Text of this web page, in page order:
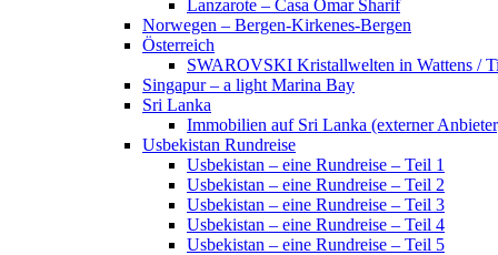
Lanzarote – Casa Omar Sharif
Norwegen – Bergen-Kirkenes-Bergen
Österreich
SWAROVSKI Kristallwelten in Wattens /
Singapur – a light Marina Bay
Sri Lanka
Immobilien auf Sri Lanka (externer
Usbekistan Rundreise
Usbekistan – eine Rundreise – Teil 1
Usbekistan – eine Rundreise – Teil 2
Usbekistan – eine Rundreise – Teil 3
Usbekistan – eine Rundreise – Teil 4
Usbekistan – eine Rundreise – Teil 5